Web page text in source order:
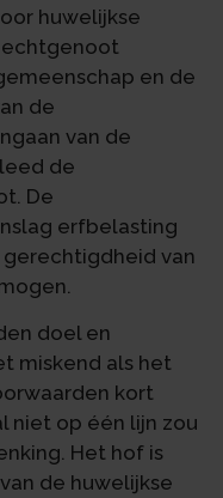
huwelijkse
echtgenoot
en de
de
van de
de
De
erfbelasting
van
doel en
miskend als het
kort
niet op één lijn zou
Het hof is
de huwelijkse